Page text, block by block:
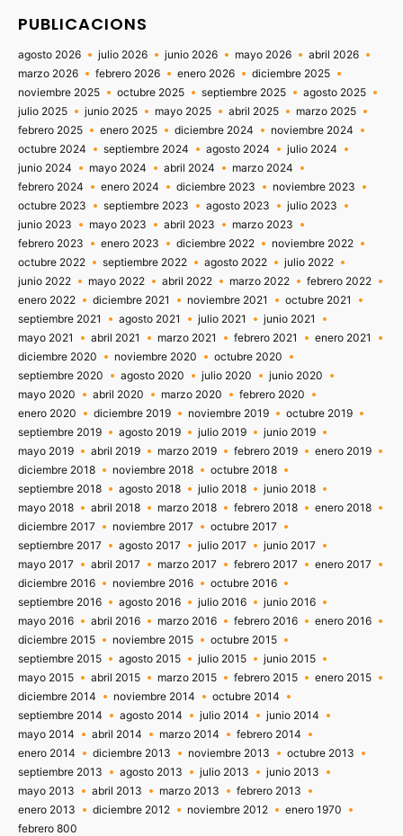
PUBLICACIONS
agosto 2026 julio 2026 junio 2026 mayo 2026
abril 2026
marzo 2026
febrero 2026 enero 2026
diciembre 2025
noviembre 2025
octubre 2025 septiembre 2025
agosto 2025
julio 2025
junio 2025 mayo 2025 abril 2025
marzo 2025
febrero 2025
enero 2025 diciembre 2024
noviembre 2024
octubre 2024
septiembre 2024 agosto 2024
julio 2024
junio 2024
mayo 2024 abril 2024
marzo 2024
febrero 2024
enero 2024 diciembre 2023
noviembre 2023
octubre 2023
septiembre 2023 agosto 2023
julio 2023
junio 2023
mayo 2023 abril 2023
marzo 2023
febrero 2023
enero 2023 diciembre 2022
noviembre 2022
octubre 2022
septiembre 2022 agosto 2022
julio 2022
junio 2022
mayo 2022 abril 2022 marzo 2022
febrero 2022
enero 2022
diciembre 2021 noviembre 2021
octubre 2021
septiembre 2021
agosto 2021 julio 2021
junio 2021
mayo 2021
abril 2021 marzo 2021 febrero 2021
enero 2021
diciembre 2020
noviembre 2020
octubre 2020
septiembre 2020
agosto 2020 julio 2020
junio 2020
mayo 2020
abril 2020 marzo 2020
febrero 2020
enero 2020
diciembre 2019 noviembre 2019
octubre 2019
septiembre 2019
agosto 2019 julio 2019
junio 2019
mayo 2019
abril 2019 marzo 2019 febrero 2019
enero 2019
diciembre 2018
noviembre 2018
octubre 2018
septiembre 2018
agosto 2018 julio 2018
junio 2018
mayo 2018
abril 2018 marzo 2018 febrero 2018
enero 2018
diciembre 2017
noviembre 2017
octubre 2017
septiembre 2017
agosto 2017 julio 2017
junio 2017
mayo 2017
abril 2017 marzo 2017 febrero 2017
enero 2017
diciembre 2016
noviembre 2016
octubre 2016
septiembre 2016
agosto 2016 julio 2016
junio 2016
mayo 2016
abril 2016 marzo 2016 febrero 2016
enero 2016
diciembre 2015
noviembre 2015
octubre 2015
septiembre 2015
agosto 2015 julio 2015
junio 2015
mayo 2015
abril 2015 marzo 2015 febrero 2015
enero 2015
diciembre 2014
noviembre 2014
octubre 2014
septiembre 2014
agosto 2014 julio 2014
junio 2014
mayo 2014
abril 2014 marzo 2014
febrero 2014
enero 2014
diciembre 2013 noviembre 2013
octubre 2013
septiembre 2013
agosto 2013 julio 2013
junio 2013
mayo 2013
abril 2013 marzo 2013
febrero 2013
enero 2013
diciembre 2012 noviembre 2012
enero 1970
febrero 800